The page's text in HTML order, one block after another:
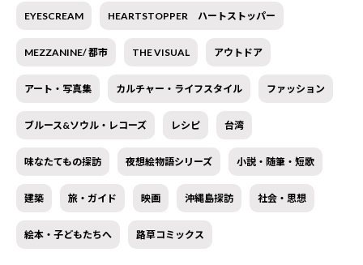
EYESCREAM HEARTSTOPPER ハートストッパー
MEZZANINE/ 都市 THE VISUAL アウトドア
アート・写真集 カルチャー・ライフスタイル ファッション
ブルース&ソウル・レコーズ レシピ 台湾
味なたてもの探訪 夜想絵物語シリーズ 小説・随筆・短歌
建築 旅・ガイド 映画 沖縄島探訪 社会・思想
絵本・子どもたちへ 路草コミックス